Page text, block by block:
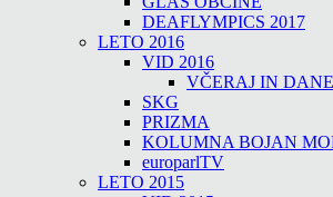
DEAFLYMPICS 2017
LETO 2016
VID 2016
VČERAJ IN
SKG
PRIZMA
KOLUMNA BOJAN
europarlTV
LETO 2015